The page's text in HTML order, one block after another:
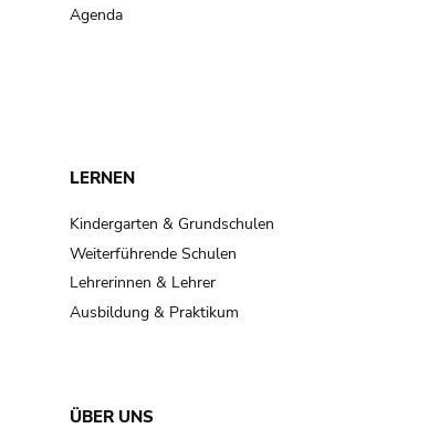
Agenda
LERNEN
Kindergarten & Grundschulen
Weiterführende Schulen
Lehrerinnen & Lehrer
Ausbildung & Praktikum
ÜBER UNS